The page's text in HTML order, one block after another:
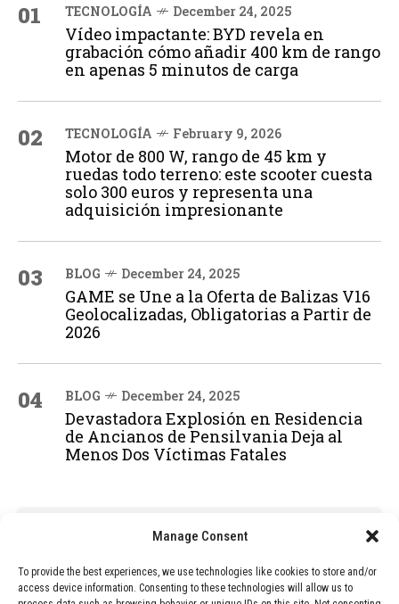
Manage Consent
To provide the best experiences, we use technologies like cookies to store and/or
access device information. Consenting to these technologies will allow us to
01 TECNOLOGÍA December 24, 2025
Vídeo impactante: BYD revela en
grabación cómo añadir 400 km de rango
en apenas 5 minutos de carga
02 TECNOLOGÍA February 9, 2026
Motor de 800 W, rango de 45 km y
ruedas todo terreno: este scooter cuesta
solo 300 euros y representa una
adquisición impresionante
03 BLOG December 24, 2025
GAME se Une a la Oferta de Balizas V16
Geolocalizadas, Obligatorias a Partir de
2026
04 BLOG December 24, 2025
Devastadora Explosión en Residencia
de Ancianos de Pensilvania Deja al
Menos Dos Víctimas Fatales